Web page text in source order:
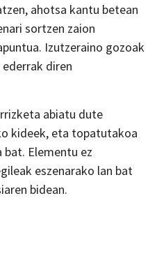
ahotsa kantu betean
sortzen zaion
Izutzeraino gozoak
diren
abiatu dute
kideek, eta topatutakoa
bat. Elementu ez
eszenarako lan bat
bidean.